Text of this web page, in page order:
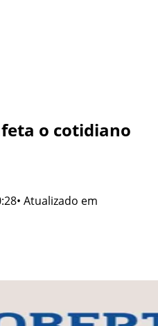
o cotidiano
• Atualizado em